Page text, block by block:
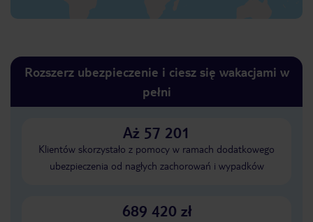
Rozszerz ubezpieczenie i ciesz się wakacjami w
pełni
Aż 57 201
Klientów skorzystało z pomocy w ramach dodatkowego
ubezpieczenia od nagłych zachorowań i wypadków
689 420 zł